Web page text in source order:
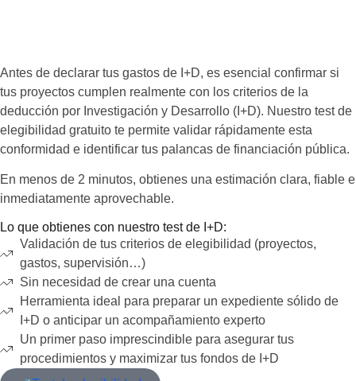
Antes de declarar tus gastos de I+D, es esencial confirmar si
tus proyectos cumplen realmente con los criterios de la
deducción por Investigación y Desarrollo (I+D). Nuestro test de
elegibilidad gratuito te permite validar rápidamente esta
conformidad e identificar tus palancas de financiación pública.
En menos de 2 minutos, obtienes una estimación clara, fiable e
inmediatamente aprovechable.
Lo que obtienes con nuestro test de I+D:
Validación de tus criterios de elegibilidad (proyectos,
gastos, supervisión…)
Sin necesidad de crear una cuenta
Herramienta ideal para preparar un expediente sólido de
I+D o anticipar un acompañamiento experto
Un primer paso imprescindible para asegurar tus
procedimientos y maximizar tus fondos de I+D